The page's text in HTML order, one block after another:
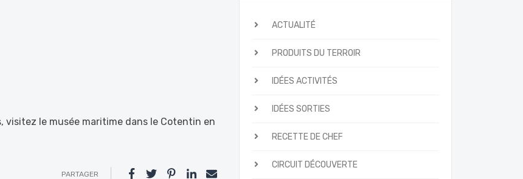
visitez le musée maritime dans le Cotentin en
PARTAGER
ACTUALITÉ
PRODUITS DU TERROIR
IDÉES ACTIVITÉS
IDÉES SORTIES
RECETTE DE CHEF
CIRCUIT DÉCOUVERTE